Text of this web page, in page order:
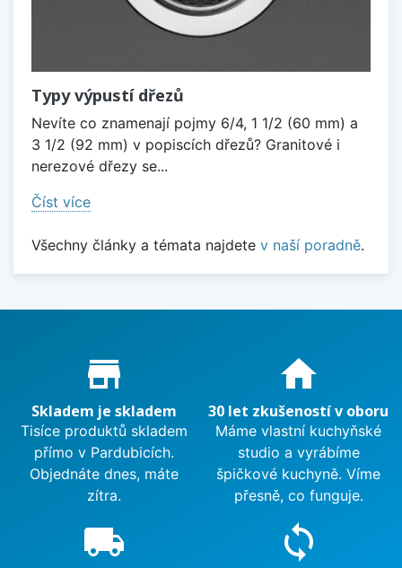
Typy výpustí dřezů
Nevíte co znamenají pojmy 6/4, 1 1/2 (60 mm) a
3 1/2 (92 mm) v popiscích dřezů? Granitové i
nerezové dřezy se...
Číst více
Všechny články a témata najdete v naší poradně.
Proč nakupovat u nás?
store_mall_directory
Skladem je skladem
Tisíce produktů skladem
přímo v Pardubicích.
Objednáte dnes, máte
zítra.
home
30 let zkušeností v oboru
Máme vlastní kuchyňské
studio a vyrábíme
špičkové kuchyně. Víme
přesně, co funguje.
local_shipping sync